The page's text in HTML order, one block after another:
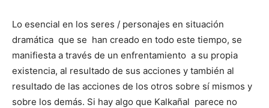
Lo esencial en los seres / personajes en situación
dramática que se han creado en todo este tiempo, se
manifiesta a través de un enfrentamiento a su propia
existencia, al resultado de sus acciones y también al
resultado de las acciones de los otros sobre sí mismos y
sobre los demás. Si hay algo que Kalkañal parece no